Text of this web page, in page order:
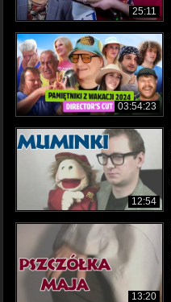
25:11
03:54:23
12:54
13:20